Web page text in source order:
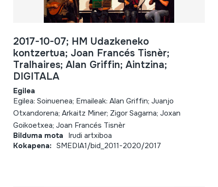
2017-10-07; HM Udazkeneko
kontzertua; Joan Francés Tisnèr;
Tralhaires; Alan Griffin; Aintzina;
DIGITALA
Egilea
Egilea: Soinuenea; Emaileak: Alan Griffin; Juanjo
Otxandorena; Arkaitz Miner; Zigor Sagarna; Joxan
Goikoetxea; Joan Francés Tisnèr
Bilduma mota Irudi artxiboa
Kokapena: SMEDIA1/bid_2011-2020/2017